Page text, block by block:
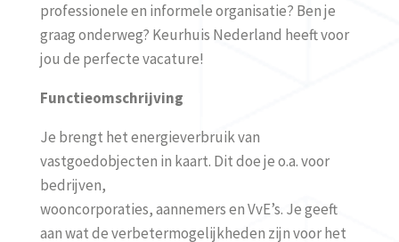
professionele en informele organisatie? Ben je
graag onderweg? Keurhuis Nederland heeft voor
jou de perfecte vacature!
Functieomschrijving
Je brengt het energieverbruik van
vastgoedobjecten in kaart. Dit doe je o.a. voor
bedrijven,
wooncorporaties, aannemers en VvE’s. Je geeft
aan wat de verbetermogelijkheden zijn voor het